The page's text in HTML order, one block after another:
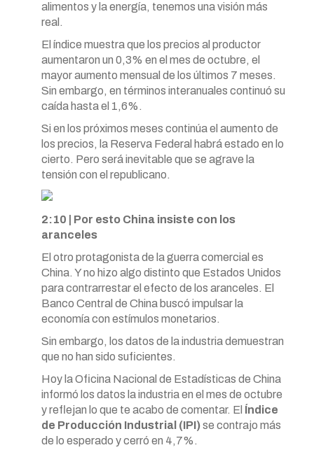
alimentos y la energía, tenemos una visión más
real.
El índice muestra que los precios al productor
aumentaron un 0,3% en el mes de octubre, el
mayor aumento mensual de los últimos 7 meses.
Sin embargo, en términos interanuales continuó su
caída hasta el 1,6%.
Si en los próximos meses continúa el aumento de
los precios, la Reserva Federal habrá estado en lo
cierto. Pero será inevitable que se agrave la
tensión con el republicano.
2:10 | Por esto China insiste con los
aranceles
El otro protagonista de la guerra comercial es
China. Y no hizo algo distinto que Estados Unidos
para contrarrestar el efecto de los aranceles. El
Banco Central de China buscó impulsar la
economía con estímulos monetarios.
Sin embargo, los datos de la industria demuestran
que no han sido suficientes.
Hoy la Oficina Nacional de Estadísticas de China
informó los datos la industria en el mes de octubre
y reflejan lo que te acabo de comentar. El Índice
de Producción Industrial (IPI)se contrajo más
de lo esperado y cerró en 4,7%.